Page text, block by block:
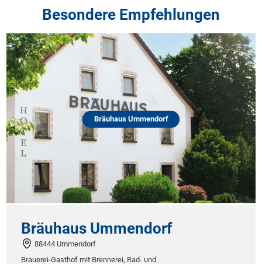
Besondere Empfehlungen
Bräuhaus Ummendorf
Bräuhaus Ummendorf
88444 Ummendorf
Brauerei-Gasthof mit Brennerei, Rad- und